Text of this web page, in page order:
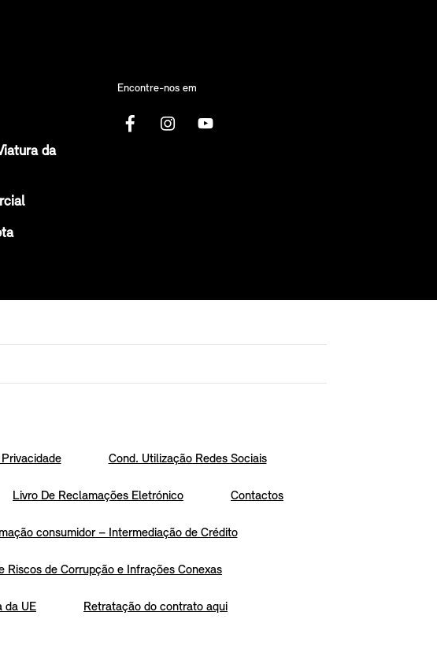
da
Encontre-nos em
Cond. Utilização Redes Sociais
Livro De Reclamações Eletrónico Contactos
consumidor – Intermediação de Crédito
Riscos de Corrupção e Infrações Conexas
da UE Retratação do contrato aqui